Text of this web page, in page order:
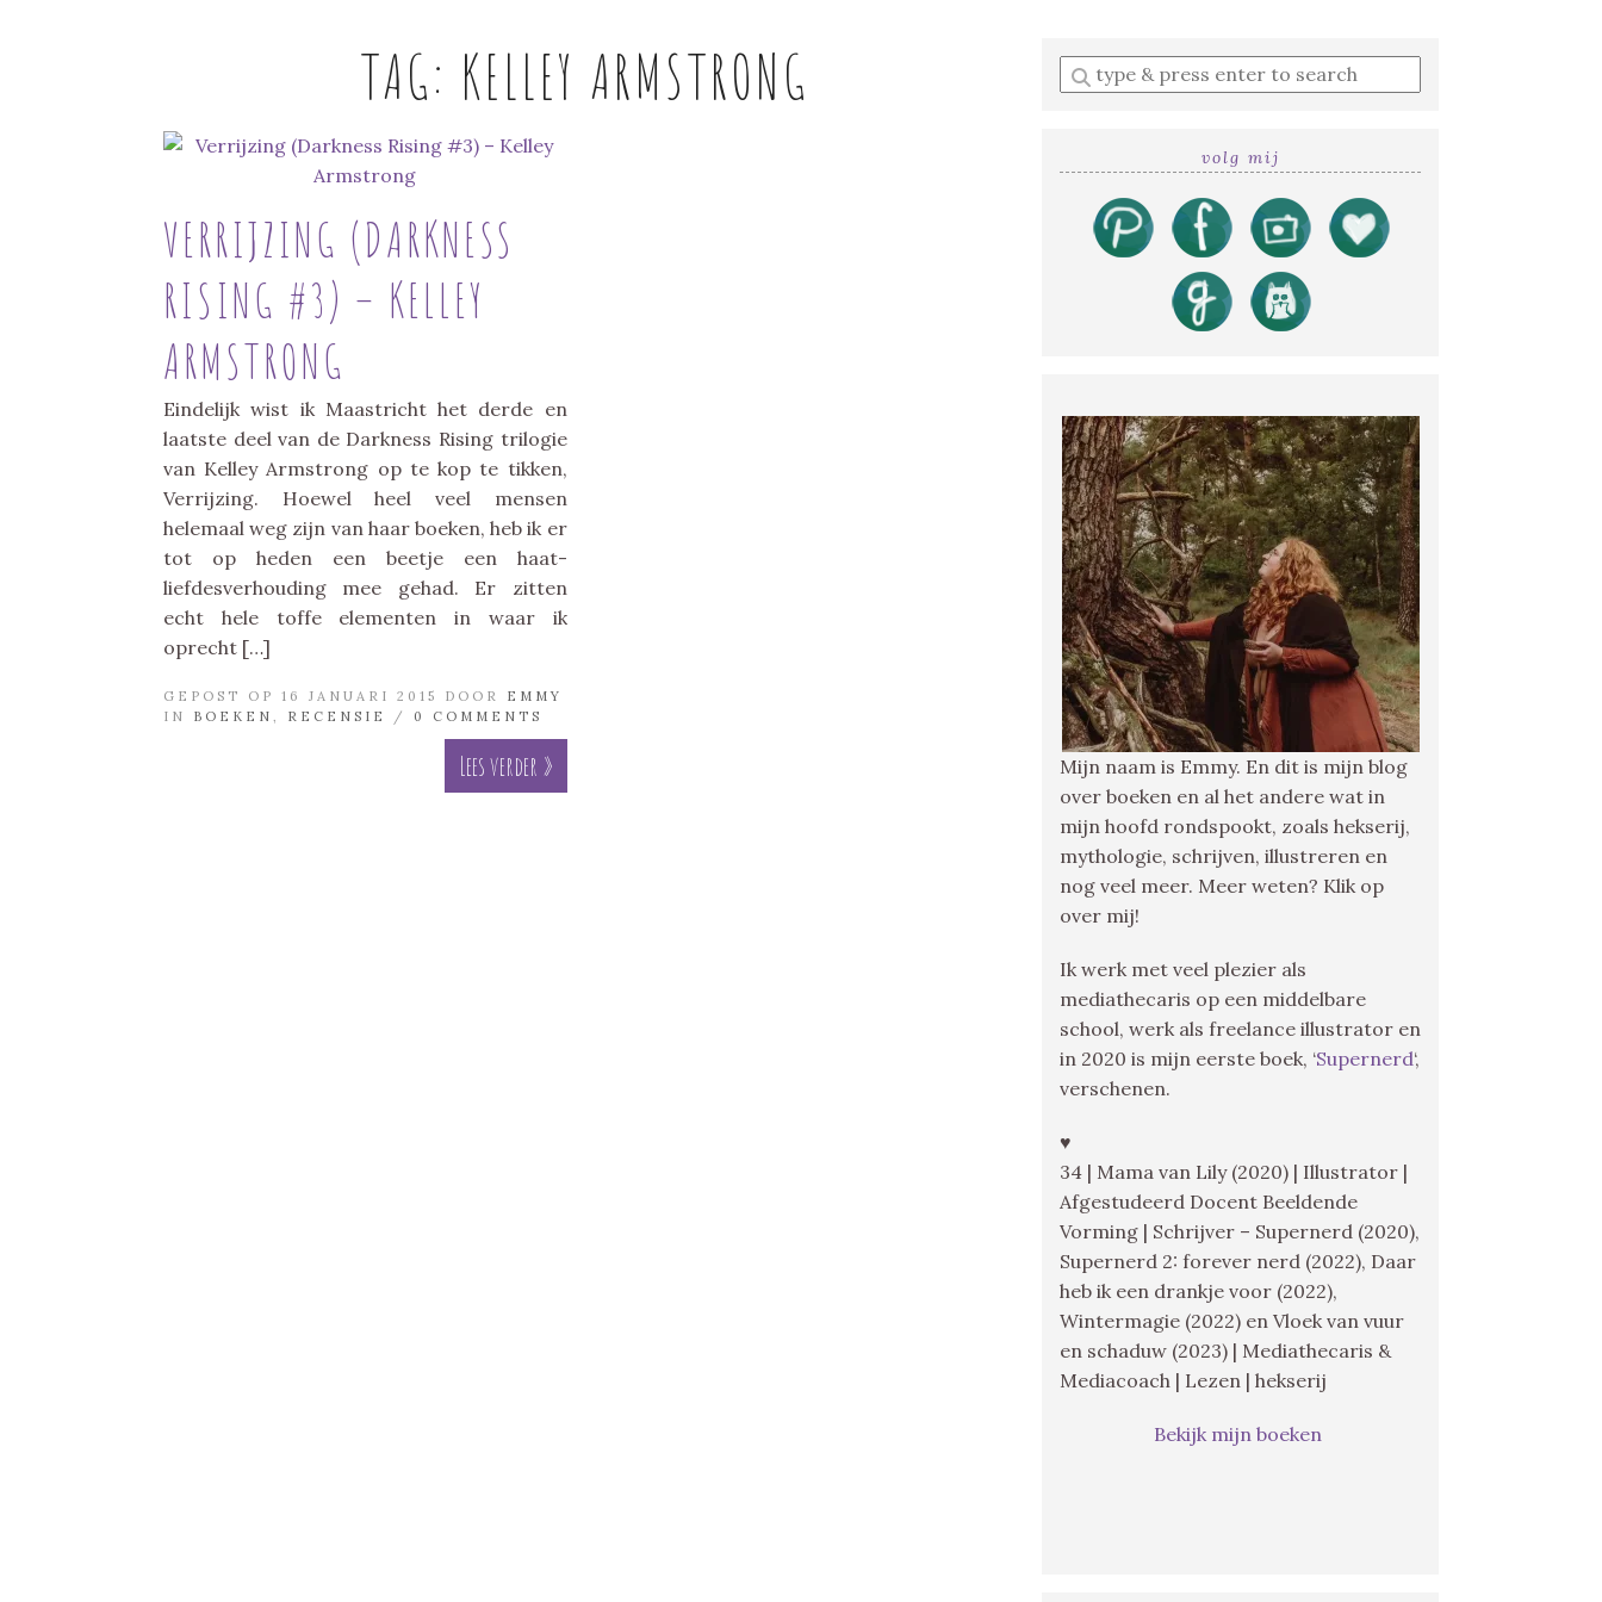
TAG: KELLEY ARMSTRONG
VERRIJZING (DARKNESS
RISING #3) – KELLEY
ARMSTRONG
Eindelijk wist ik Maastricht het derde en
laatste deel van de Darkness Rising trilogie
van Kelley Armstrong op te kop te tikken,
Verrijzing. Hoewel heel veel mensen
helemaal weg zijn van haar boeken, heb ik er
tot op heden een beetje een haat-
liefdesverhouding mee gehad. Er zitten
echt hele toffe elementen in waar ik
oprecht […]
GEPOST OP 16 JANUARI 2015 DOOR EMMY
IN BOEKEN , RECENSIE / 0 COMMENTS
Lees verder »
Enter
a
volg mij
Mijn naam is Emmy. En dit is mijn blog
over boeken en al het andere wat in
mijn hoofd rondspookt, zoals hekserij,
mythologie, schrijven, illustreren en
nog veel meer. Meer weten? Klik op
over mij!
Ik werk met veel plezier als
mediathecaris op een middelbare
school, werk als freelance illustrator en
in 2020 is mijn eerste boek, ‘Supernerd‘,
verschenen.
♥
34 | Mama van Lily (2020) | Illustrator |
Afgestudeerd Docent Beeldende
Vorming | Schrijver – Supernerd (2020),
Supernerd 2: forever nerd (2022), Daar
heb ik een drankje voor (2022),
Wintermagie (2022) en Vloek van vuur
en schaduw (2023) | Mediathecaris &
Mediacoach | Lezen | hekserij
Bekijk mijn boeken